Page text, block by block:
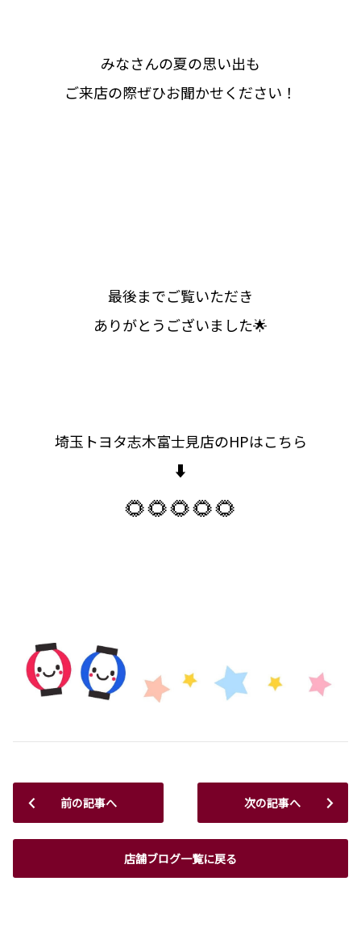
みなさんの夏の思い出も
ご来店の際ぜひお聞かせください！
最後までご覧いただき
ありがとうございました🌟
埼玉トヨタ志木富士見店のHPはこちら
⬇️
🌻🌻🌻🌻🌻
前の記事へ
店舗ブログ一覧に戻る
次の記事へ